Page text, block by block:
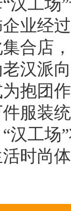
工场”
业经
合店
汉派
抱团
服装
汉工场
时尚